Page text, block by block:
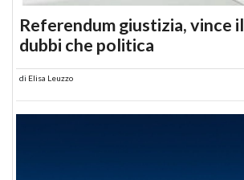
Referendum giustizia, vince
dubbi che politica
di Elisa Leuzzo